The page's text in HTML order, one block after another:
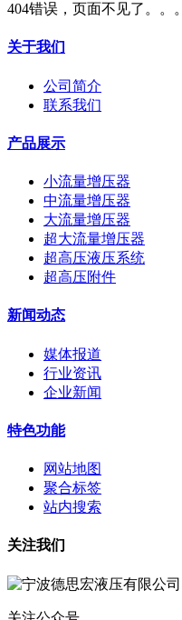
404错误，页面不见了。。。
关于我们
公司简介
联系我们
产品展示
小流量增压器
中流量增压器
大流量增压器
超大流量增压器
超高压液压系统
超高压附件
新闻动态
媒体报道
行业资讯
企业新闻
特色功能
网站地图
聚合标签
站内搜索
关注我们